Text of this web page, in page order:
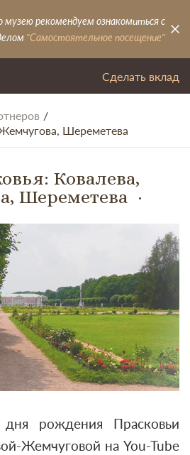
музею рекомендуем ознакомиться с
"Самостоятельное посещение"
Сделать вклад
Шереметева
Ковалева,
Шереметева
рождения Прасковьи
Жемчуговой на You-Tube